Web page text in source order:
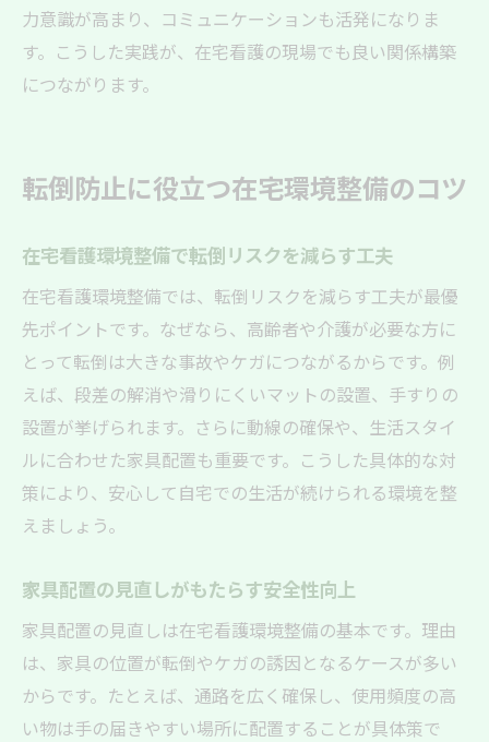
力意識が高まり、コミュニケーションも活発になりま
す。こうした実践が、在宅看護の現場でも良い関係構築
につながります。
転倒防止に役立つ在宅環境整備のコツ
在宅看護環境整備で転倒リスクを減らす工夫
在宅看護環境整備では、転倒リスクを減らす工夫が最優
先ポイントです。なぜなら、高齢者や介護が必要な方に
とって転倒は大きな事故やケガにつながるからです。例
えば、段差の解消や滑りにくいマットの設置、手すりの
設置が挙げられます。さらに動線の確保や、生活スタイ
ルに合わせた家具配置も重要です。こうした具体的な対
策により、安心して自宅での生活が続けられる環境を整
えましょう。
家具配置の見直しがもたらす安全性向上
家具配置の見直しは在宅看護環境整備の基本です。理由
は、家具の位置が転倒やケガの誘因となるケースが多い
からです。たとえば、通路を広く確保し、使用頻度の高
い物は手の届きやすい場所に配置することが具体策で